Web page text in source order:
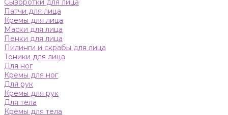
Сыворотки для лица
Патчи для лица
Кремы для лица
Маски для лица
Пенки для лица
Пилинги и скрабы для лица
Тоники для лица
Для ног
Кремы для ног
Для рук
Кремы для рук
Для тела
Кремы для тела